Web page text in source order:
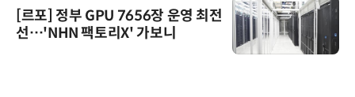
[르포] 정부 GPU 7656장 운영 최전
선…'NHN 팩토리X' 가보니